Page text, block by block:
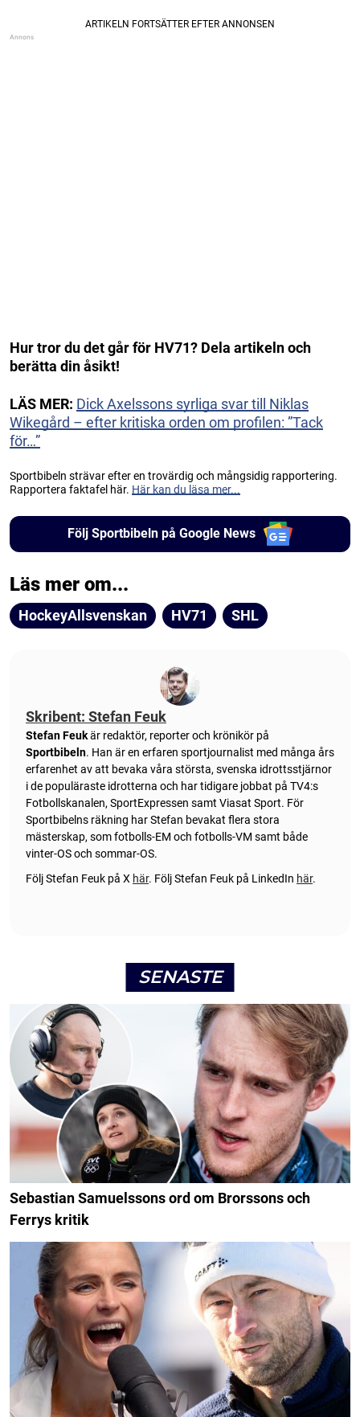
Hur tror du det går för HV71? Dela artikeln och
berätta din åsikt!
LÄS MER: Dick Axelssons syrliga svar till Niklas
Wikegård – efter kritiska orden om profilen: ”Tack
för…”
Sportbibeln strävar efter en trovärdig och mångsidig rapportering.
Rapportera faktafel här. Här kan du läsa mer...
Följ Sportbibeln på Google News
Läs mer om...
HockeyAllsvenskan HV71 SHL
Skribent: Stefan Feuk
Stefan Feukär redaktör, reporter och krönikör på
Sportbibeln. Han är en erfaren sportjournalist med många års
erfarenhet av att bevaka våra största, svenska idrottsstjärnor
i de populäraste idrotterna och har tidigare jobbat på TV4:s
Fotbollskanalen, SportExpressen samt Viasat Sport. För
Sportbibelns räkning har Stefan bevakat flera stora
mästerskap, som fotbolls-EM och fotbolls-VM samt både
vinter-OS och sommar-OS.
Följ Stefan Feuk på X här. Följ Stefan Feuk på LinkedIn här.
SENASTE
Sebastian Samuelssons ord om Brorssons och
Ferrys kritik